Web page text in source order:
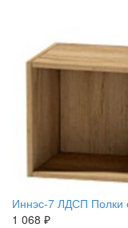
Иннэс-7 ЛДСП Полки
1 068 ₽